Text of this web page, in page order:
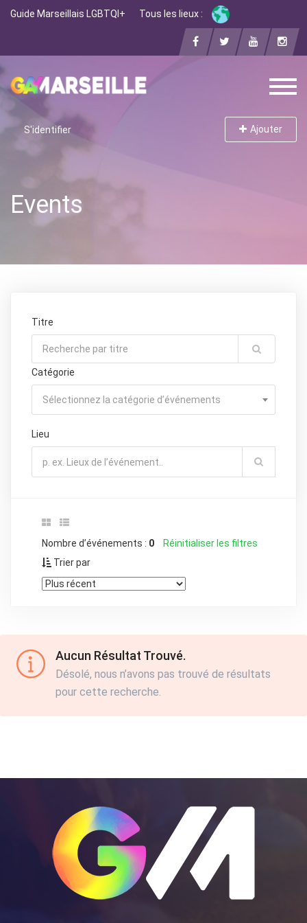
Guide Marseillais LGBTQI+ Tous les lieux :
S'identifier Ajouter
Events
Titre
Catégorie
Sélectionnez la catégorie d’événements
Lieu
Nombre d’événements : 0
Réinitialiser les filtres
Trier par
Aucun Résultat Trouvé.
Désolé, nous n’avons pas trouvé de résultats
pour cette recherche.